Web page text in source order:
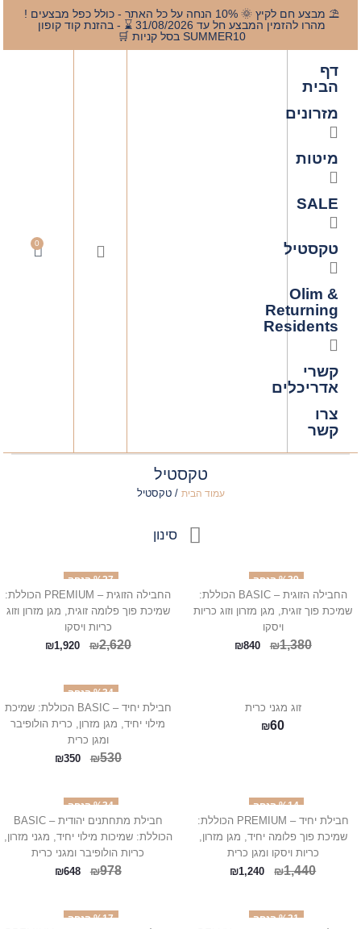
⛱️ מבצע חם לקיץ 🌞 10% הנחה על כל האתר - כולל כפל מבצעים !
מהרו להזמין המבצע חל עד 31/08/2026 ⌛️ - בהזנת קוד קופון
SUMMER10 בסל קניות 🛒
דף
הבית
מזרונים
מיטות
SALE
טקסטיל
Olim &
Returning
Residents
קשרי
אדריכלים
צרו
קשר
0
טקסטיל
עמוד הבית / טקסטיל
סינון
%39 הנחה
החבילה הזוגית – BASIC הכוללת:
שמיכת פוך זוגית, מגן מזרון וזוג כריות
ויסקו
₪1,380
₪840
%27 הנחה
החבילה הזוגית – PREMIUM הכוללת:
שמיכת פוך פלומה זוגית, מגן מזרון וזוג
כריות ויסקו
₪2,620
₪1,920
זוג מגני כרית
₪60
%34 הנחה
חבילת יחיד – BASIC הכוללת: שמיכת
מילוי יחיד, מגן מזרון, כרית הולופיבר
ומגן כרית
₪530
₪350
%14 הנחה
חבילת יחיד – PREMIUM הכוללת:
שמיכת פוך פלומה יחיד, מגן מזרון,
כריות ויסקו ומגן כרית
₪1,440
₪1,240
%34 הנחה
חבילת מתחתנים יהודית – BASIC
הכוללת: שמיכות מילוי יחיד, מגני מזרון,
כריות הולופיבר ומגני כרית
₪978
₪648
%21 הנחה %17 הנחה